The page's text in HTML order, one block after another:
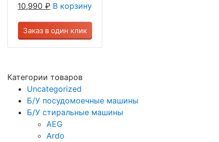
10,990 ₽ В корзину
Заказ в один клик
Категории товаров
Uncategorized
Б/У посудомоечные машины
Б/У стиральные машины
AEG
Ardo